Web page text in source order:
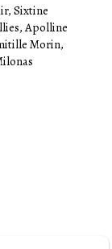
Sixtine
Apolline
Morin,